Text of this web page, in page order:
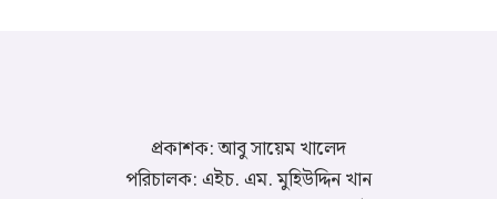
প্রকাশক: আবু সায়েম খালেদ
পরিচালক: এইচ. এম. মুহিউদ্দিন খান